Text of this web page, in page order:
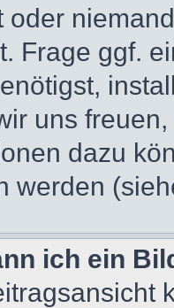
oder
Frage ggf.
uns
dazu
werden
ich ein